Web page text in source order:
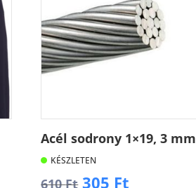
Acél sodrony 1×19, 3 mm
KÉSZLETEN
610Ft Original
305 Ft